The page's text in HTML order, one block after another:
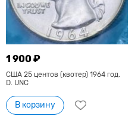
1 900 ₽
США 25 центов (квотер) 1964 год.
D. UNC
В корзину